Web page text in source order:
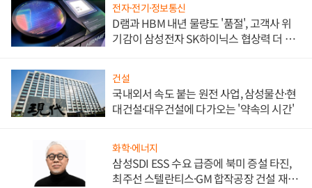
전자·전기·정보통신
D램과 HBM 내년 물량도 '품절', 고객사 위
기감이 삼성전자 SK하이닉스 협상력 더 키
건설
국내외서 속도 붙는 원전 사업, 삼성물산·현
대건설·대우건설에 다가오는 '약속의 시간'
화학·에너지
삼성SDI ESS 수요 급증에 북미 증설 타진,
최주선 스텔란티스·GM 합작공장 건설 재추